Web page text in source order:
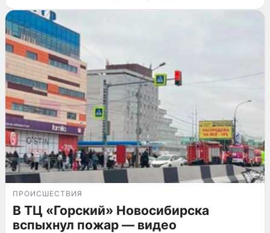
ПРОИСШЕСТВИЯ
В ТЦ «Горский» Новосибирска
вспыхнул пожар — видео